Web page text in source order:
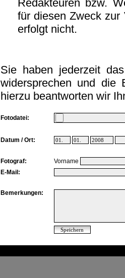
Redakteuren bzw.
für diesen Zweck zur
erfolgt nicht.
Sie haben jederzeit
widersprechen und die
hierzu beantworten wir
Fotodatei:
Datum / Ort:
Fotograf:
Vorname
E-Mail:
Bemerkungen: